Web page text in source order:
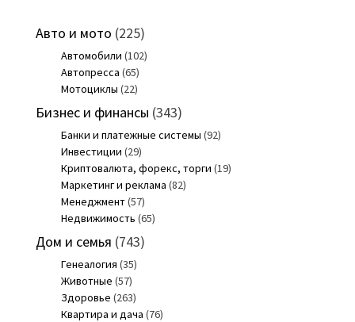
Авто и мото (225)
Автомобили (102)
Автопресса (65)
Мотоциклы (22)
Бизнес и финансы (343)
Банки и платежные системы (92)
Инвестиции (29)
Криптовалюта, форекс, торги (19)
Маркетинг и реклама (82)
Менеджмент(57)
Недвижимость (65)
Дом и семья (743)
Генеалогия (35)
Животные (57)
Здоровье (263)
Квартира и дача (76)